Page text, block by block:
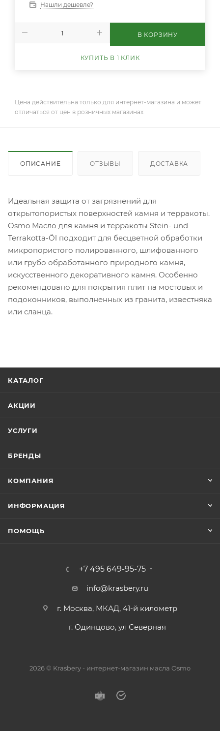
Нашли дешевле?
В КОРЗИНУ
КУПИТЬ В 1 КЛИК
Цена действительна только для интернет-магазина и может
отличаться от цен в розничных магазинах
ОПИСАНИЕ ОТЗЫВЫ ДОСТАВКА
Идеальная защита от загрязнений для
открытопористых поверхностей камня и терракоты.
Osmo Масло для камня и терракоты Stein- und
Terrakotta-Öl подходит для бесцветной обработки
микропористого полированного, шлифованного
или грубо обработанного природного камня,
искусственного декоративного камня. Особенно
рекомендовано для покрытия плит на мостовых и
подоконников, выполненных из гранита, известняка
или сланца.
КАТАЛОГ
АКЦИИ
УСЛУГИ
БРЕНДЫ
КОМПАНИЯ
ИНФОРМАЦИЯ
ПОМОЩЬ
+7 495 649-95-75
info@krasbery.ru
г. Москва, МКАД, 41-й километр
г. Одинцово, ул Северная
2026 © Krasbery - интернет-магазин масла Osmo